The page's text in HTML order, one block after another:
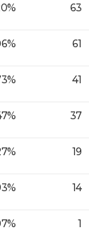
63
61
41
37
19
14
1